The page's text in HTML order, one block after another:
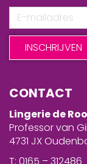
CONTACT
Lingerie de
Professor van
4731 JX
T: 0165 – 312486